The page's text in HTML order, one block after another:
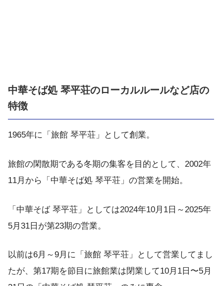
中華そば処 琴平荘のローカルルールなど店の
特徴
1965年に「旅館 琴平荘」として創業。
旅館の閑散期である冬期の集客を目的として、2002年
11月から「中華そば処 琴平荘」の営業を開始。
「中華そば 琴平荘」としては2024年10月1日～2025年
5月31日が第23期の営業。
以前は6月～9月に「旅館 琴平荘」として営業してまし
たが、第17期を節目に旅館業は閉業して10月1日〜5月